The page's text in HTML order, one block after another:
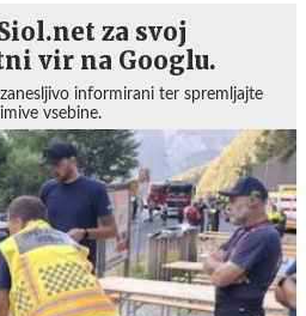
za svoj
vir na Googlu.
informirani ter spremljajte
vsebine.